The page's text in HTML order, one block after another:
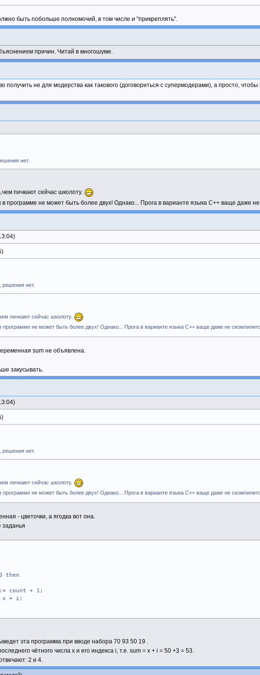
быть побольше полномочий, в том числе и "прикреплять".
причин. Читай в многошуме.
не для модерства как такового (договориться с супермодерами), а просто,
нет.
пичкают сейчас школоту.
программе не может быть более двух! Однако... Прога в варианте языка С++ ваще даже
решения нет.
пичкают сейчас школоту.
не может быть более двух! Однако... Прога в варианте языка С++ ваще даже не
sum не объявлена.
закусывать.
решения нет.
пичкают сейчас школоту.
не может быть более двух! Однако... Прога в варианте языка С++ ваще даже не
- цветочки, а ягодка вот она.
заданья
+ 1;
i;
эта программа при вводе набора 70 93 50 19 .
чётного числа x и его индекса i, т.е. sum = x + i = 50 +3 = 53.
2 и 4.